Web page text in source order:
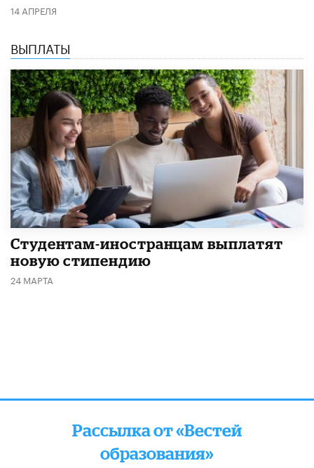
14 АПРЕЛЯ
ВЫПЛАТЫ
Студентам-иностранцам выплатят
новую стипендию
24 МАРТА
Рассылка от «Вестей
образования»